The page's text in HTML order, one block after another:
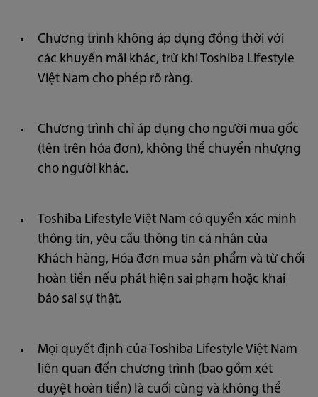
Chương trình không áp dụng đồng thời với
các khuyến mãi khác, trừ khi Toshiba Lifestyle
Việt Nam cho phép rõ ràng.
Chương trình chỉ áp dụng cho người mua gốc
(tên trên hóa đơn), không thể chuyển nhượng
cho người khác.
Toshiba Lifestyle Việt Nam có quyền xác minh
thông tin, yêu cầu thông tin cá nhân của
Khách hàng, Hóa đơn mua sản phẩm và từ chối
hoàn tiền nếu phát hiện sai phạm hoặc khai
báo sai sự thật.
Mọi quyết định của Toshiba Lifestyle Việt Nam
liên quan đến chương trình (bao gồm xét
duyệt hoàn tiền) là cuối cùng và không thể